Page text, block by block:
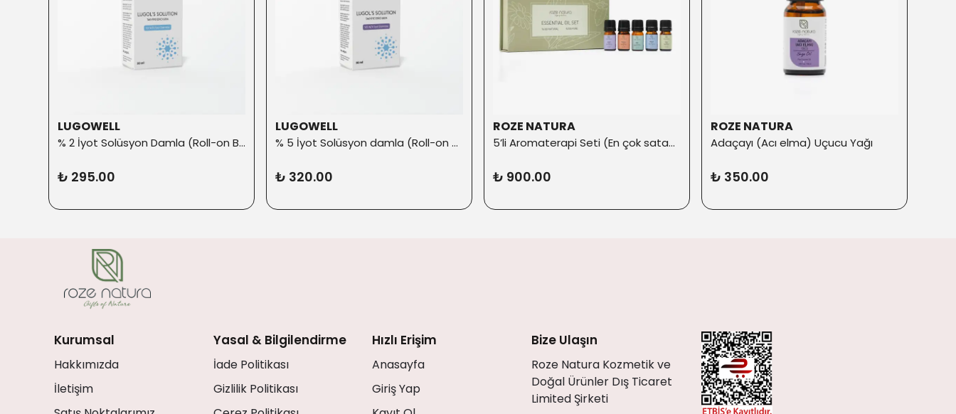
LUGOWELL
% 2 İyot Solüsyon Damla (Roll-on Başlık ilaveli)
₺ 295.00
LUGOWELL
% 5 İyot Solüsyon damla (Roll-on Başlık ilaveli)
₺ 320.00
ROZE NATURA
5’li Aromaterapi Seti (En çok satanlar)
₺ 900.00
ROZE NATURA
Adaçayı (Acı elma) Uçucu Yağı
₺ 350.00
Kurumsal
Hakkımızda
İletişim
Yasal & Bilgilendirme
İade Politikası
Gizlilik Politikası
Hızlı Erişim
Anasayfa
Giriş Yap
Bize Ulaşın
Roze Natura Kozmetik ve
Doğal Ürünler Dış Ticaret
Limited Şirketi